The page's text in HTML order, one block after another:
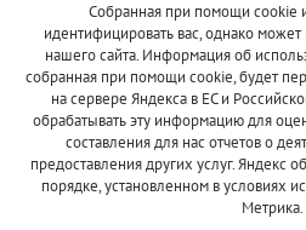
8
500-
Оплата и доставка
О
Акции и скидки
Собранная при помощи cookie
идентифицировать вас, однако
нашего сайта. Информация об
собранная при помощи cookie, будет
на сервере Яндекса в ЕС и
обрабатывать эту информацию для
составления для нас отчетов о
предоставления других услуг. Яндекс
порядке, установленном в условиях
Метрика.